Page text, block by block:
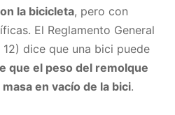
la bicicleta, pero con
El Reglamento General
dice que una bici puede
que el peso del remolque
en vacío de la bici.